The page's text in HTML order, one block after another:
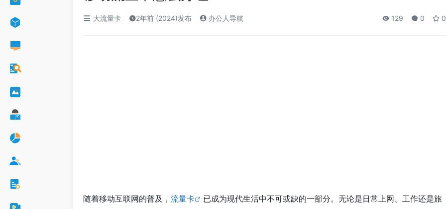
大流量卡 2年前 (2024)发布 办公人导航 129 0 0
随着移动互联网的普及， 流量卡
已成为现代生活中不可或缺的一部分。无论是日常上网、工作还是旅